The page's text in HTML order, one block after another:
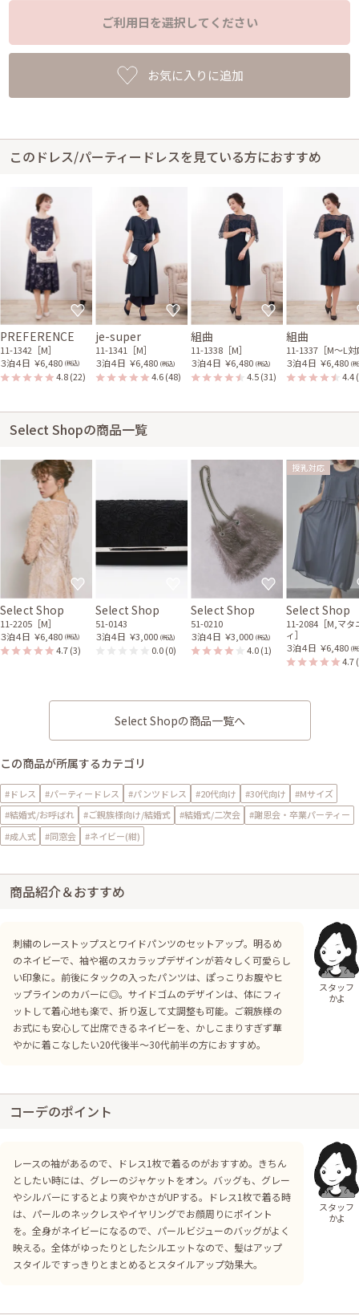
ご利用日を選択してください
お気に入りに追加
このドレス/パーティードレスを見ている方におすすめ
PREFERENCE
11-1342［M］
３泊４日 ￥6,480 (税込)
4.8(22)
je-super
11-1341［M］
３泊４日 ￥6,480 (税込)
4.6(48)
組曲
11-1338［M］
３泊４日 ￥6,480 (税込)
4.5(31)
組曲
11-1337［M〜L
３泊４日 ￥6,480 (
4.4
Select Shopの商品一覧
Select Shop
11-2205［M］
３泊４日 ￥6,480 (税込)
4.7(3)
Select Shop
51-0143
３泊４日 ￥3,000 (税込)
0.0(0)
Select Shop
51-0210
３泊４日 ￥3,000 (税込)
4.0(1)
授乳対応
Select Shop
11-2084［M,マタ
ィ］
３泊４日 ￥6,480 (
4.7
Select Shopの商品一覧へ
この商品が所属するカテゴリ
#ドレス #パーティードレス #パンツドレス #20代向け #30代向け
#Mサイズ
#結婚式/お呼ばれ
#ご親族様向け/結婚式 #結婚式/二次会
#謝恩会・卒業パーティー
#成人式
#同窓会 #ネイビー(紺)
商品紹介＆おすすめ
刺繍のレーストップスとワイドパンツのセットアップ。明るめ
のネイビーで、袖や裾のスカラップデザインが若々しく可愛らし
い印象に。前後にタックの入ったパンツは、ぽっこりお腹やヒ
ップラインのカバーに◎。サイドゴムのデザインは、体にフィ
ットして着心地も楽で、折り返して丈調整も可能。ご親族様の
お式にも安心して出席できるネイビーを、かしこまりすぎず華
やかに着こなしたい20代後半〜30代前半の方におすすめ。
スタッフ
かよ
コーデのポイント
レースの袖があるので、ドレス1枚で着るのがおすすめ。きちん
としたい時には、グレーのジャケットをオン。バッグも、グレー
やシルバーにするとより爽やかさがUPする。ドレス1枚で着る時
は、パールのネックレスやイヤリングでお顔周りにポイント
を。全身がネイビーになるので、パールビジューのバッグがよく
映える。全体がゆったりとしたシルエットなので、髪はアップ
スタイルですっきりとまとめるとスタイルアップ効果大。
スタッフ
かよ